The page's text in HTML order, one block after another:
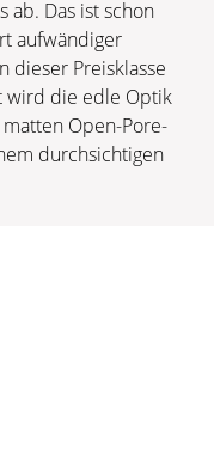
ab. Das ist schon
aufwändiger
dieser Preisklasse
wird die edle Optik
matten Open-Pore-
durchsichtigen